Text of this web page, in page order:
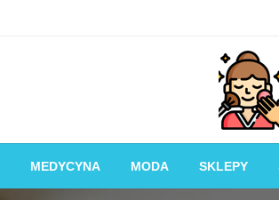
MEDYCYNA MODA SKLEPY